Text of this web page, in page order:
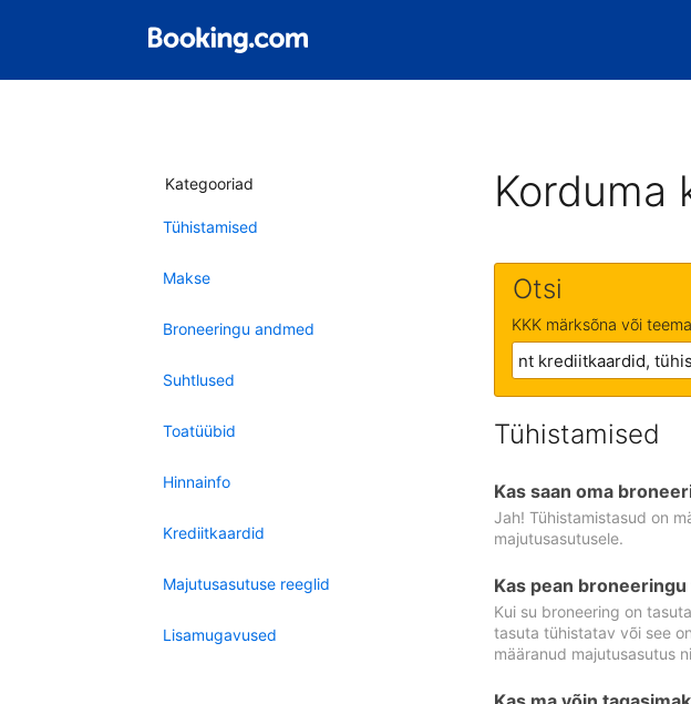
Kategooriad
Tühistamised
Makse
Broneeringu andmed
Suhtlused
Toatüübid
Hinnainfo
Krediitkaardid
Majutusasutuse reeglid
Lisamugavused
Korduma
Otsi
KKK märksõna või teema
Tühistamised
Kas saan oma
Jah! Tühistamistasud on
majutusasutusele.
Kas pean
Kui su broneering on
tasuta tühistatav või see
määranud majutusasutus